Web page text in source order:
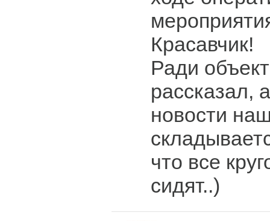
Красавчик!
Ради
рассказал,
новости
что все
сидят..)